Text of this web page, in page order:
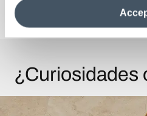
the site after installing only
information see the
Cookie
¿Curiosidades